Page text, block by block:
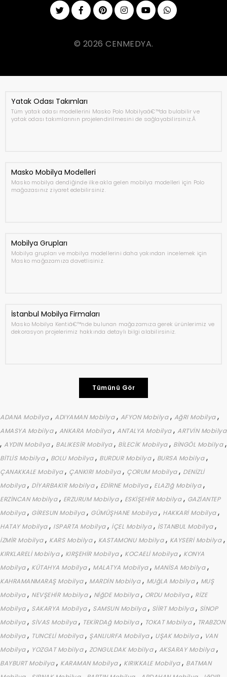
© 2026 CENMEDYA.
Yatak Odası Takımları
Tüm yatak odası modellerini Masko Polo Mobilyaâ€™da bulabilir ve
yatak odası takımlarının projelendirilmesini de sağlayabilirsiniz.Â
Masko Mobilya Modelleri
Masko mobilya dendiğinde ilke akla gelen mobilya modelleri için Polo
mağazasınız ziyaret edebilirsiniz.
Mobilya Grupları
Mobilya grupları ve mobilya modellerini daha yakından incelemek için
Masko mağazamıza davetlisiniz.
İstanbul Mobilya Firmaları
Masko Mobilya Kentiâ€™nde bulunan mağazamıza gerek ürünlerimiz ve
dekorasyon projelerimiz hakkında detaylı bilgi alabilirsiniz.
Tümünü Gör
ADANA Mobilya, ADIYAMAN Mobilya, AFYON Mobilya, AğRI Mobilya,
AMASYA Mobilya, ANKARA Mobilya, ANTALYA Mobilya, ARTVİN Mobilya
, AYDIN Mobilya, BALIKESİR Mobilya, BİLECİK Mobilya, BİNGÖL Mobilya,
BİTLİS Mobilya, BOLU Mobilya, BURDUR Mobilya, BURSA Mobilya,
ÇANAKKALE Mobilya, ÇANKIRI Mobilya, ÇORUM Mobilya, DENİZLİ
Mobilya, DİYARBAKIR Mobilya, EDİRNE Mobilya, ELAZIğ Mobilya,
ERZİNCAN Mobilya, ERZURUM Mobilya, ESKİŞEHİR Mobilya, GAZİANTEP
Mobilya, GİRESUN Mobilya, GÜMÜŞHANE Mobilya, HAKKARİ Mobilya,
HATAY Mobilya, ISPARTA Mobilya, İÇEL Mobilya, İSTANBUL Mobilya,
İZMİR Mobilya, KARS Mobilya, KASTAMONU Mobilya, KAYSERİ Mobilya,
KIRKLARELİ Mobilya, KIRŞEHİR Mobilya, KOCAELİ Mobilya, KONYA
Mobilya, KÜTAHYA Mobilya, MALATYA Mobilya, MANİSA Mobilya,
KAHRAMANMARAŞ Mobilya, MARDİN Mobilya, MUğLA Mobilya, MUŞ
Mobilya, NEVŞEHİR Mobilya, NİğDE Mobilya, ORDU Mobilya, RİZE
Mobilya, SAKARYA Mobilya, SAMSUN Mobilya, SİİRT Mobilya, SİNOP
Mobilya, SİVAS Mobilya, TEKİRDAğ Mobilya, TOKAT Mobilya, TRABZON
Mobilya, TUNCELİ Mobilya, ŞANLIURFA Mobilya, UŞAK Mobilya, VAN
Mobilya, YOZGAT Mobilya, ZONGULDAK Mobilya, AKSARAY Mobilya,
BAYBURT Mobilya, KARAMAN Mobilya, KIRIKKALE Mobilya, BATMAN